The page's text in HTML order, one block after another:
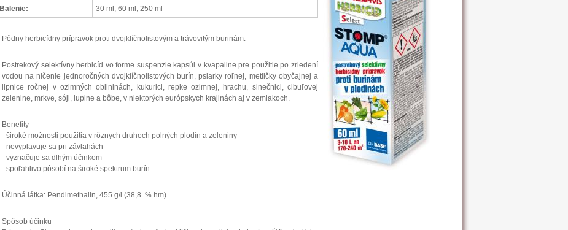
Balenie: 30 ml, 60 ml, 250 ml
Pôdny herbicídny prípravok proti dvojklíčnolistovým a trávovitým burinám.
Postrekový selektívny herbicíd vo forme suspenzie kapsúl v kvapaline pre použitie po zriedení
vodou na ničenie jednoročných dvojklíčnolistových burín, psiarky roľnej, metličky obyčajnej a
lipnice ročnej v ozimných obilninách, kukurici, repke ozimnej, hrachu, slnečnici, cibuľovej
zelenine, mrkve, sóji, lupine a bôbe, v niektorých európskych krajinách aj v zemiakoch.
Benefity
- široké možnosti použitia v rôznych druhoch polných plodín a zeleniny
- nevyplavuje sa pri závlahách
- vyznačuje sa dlhým účinkom
- spoľahlivo pôsobí na široké spektrum burín
Účinná látka: Pendimethalin, 455 g/l (38,8 % hm)
Spôsob účinku